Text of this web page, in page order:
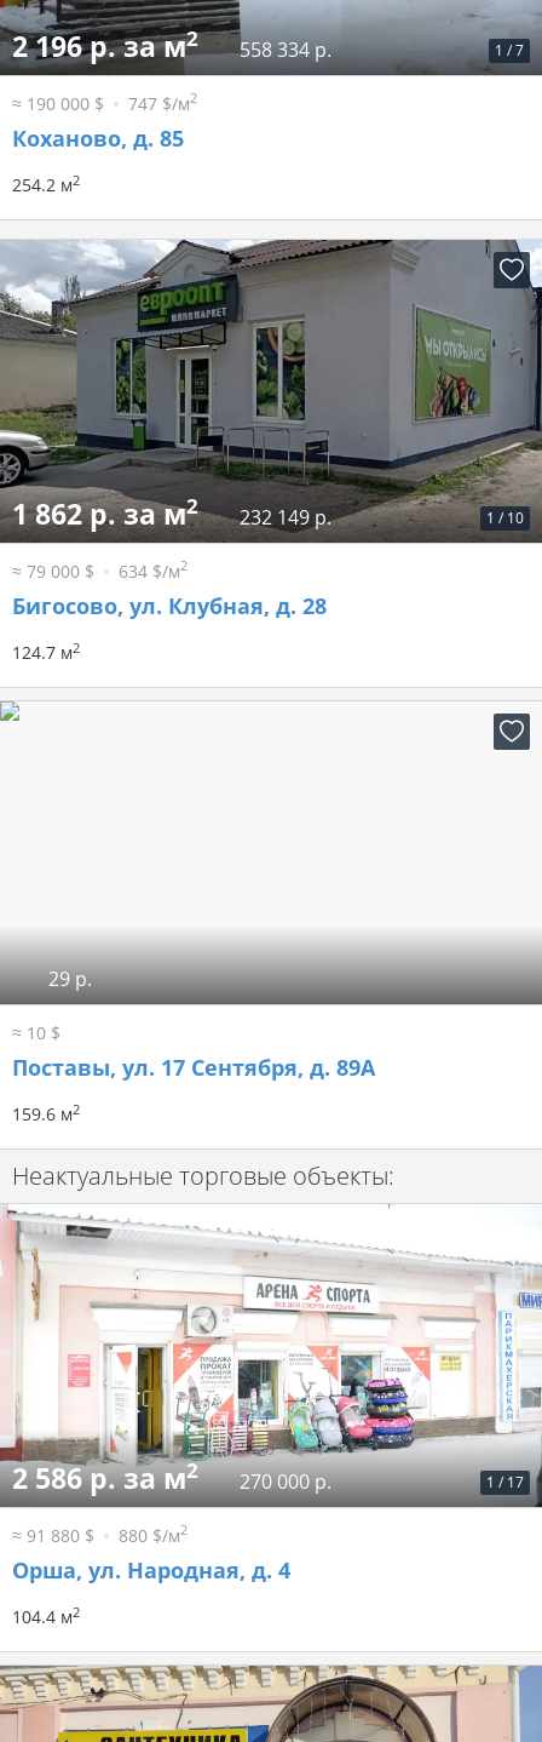
1 /7
2 196 р. за м2 558 334 р.
≈ 190 000 $ 747 $/м2
Коханово, д. 85
254.2 м2
1 / 10
1 862 р. за м2 232 149 р.
≈ 79 000 $ 634 $/м2
Бигосово, ул. Клубная, д. 28
124.7 м2
29 р.
≈ 10 $
Поставы, ул. 17 Сентября, д. 89А
159.6 м2
Неактуальные торговые объекты:
1 / 17
2 586 р. за м2 270 000 р.
≈ 91 880 $ 880 $/м2
Орша, ул. Народная, д. 4
104.4 м2